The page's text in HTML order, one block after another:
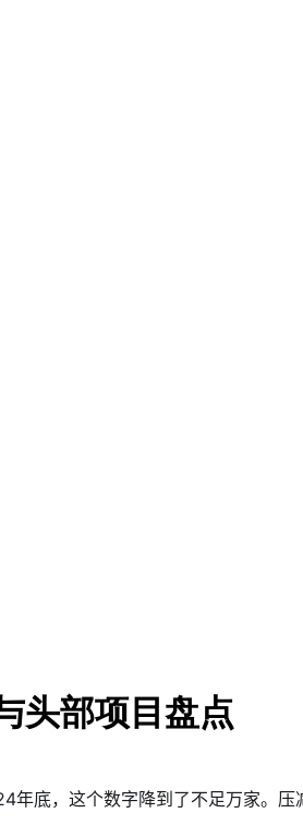
头部项目盘点
底，这个数字降到了不足万家。压